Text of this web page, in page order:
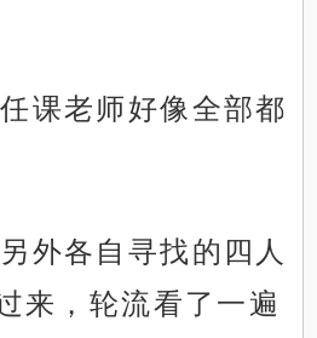
课老师好像全部都
外各自寻找的四人
来，轮流看了一遍